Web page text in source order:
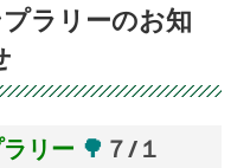
ラリーのお知
リー 🌳 ７/１